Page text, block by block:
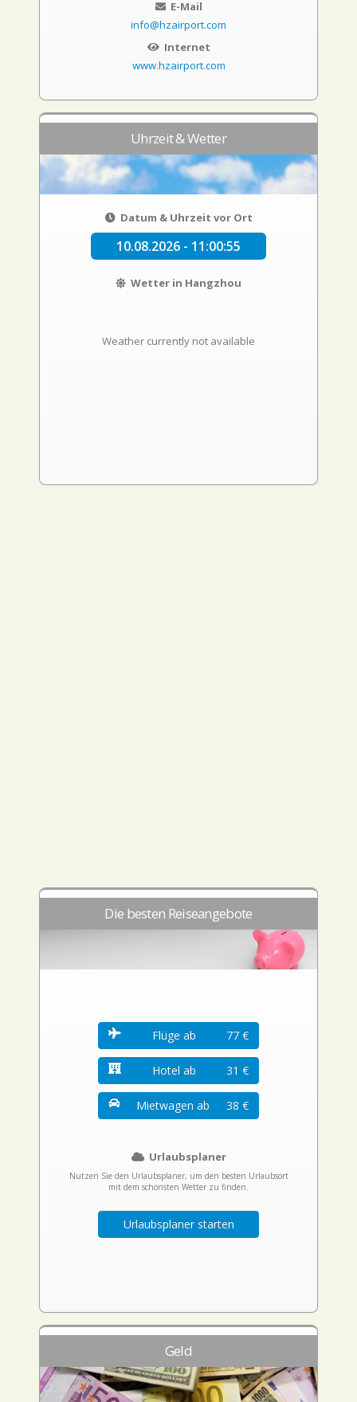
E-Mail
info@hzairport.com
Internet
www.hzairport.com
Uhrzeit & Wetter
Datum & Uhrzeit vor Ort
10.08.2026 - 11:00:56
Wetter in Hangzhou
Weather currently not available
Die besten Reiseangebote
Flüge ab 77 €
Hotel ab 31 €
Mietwagen ab 38 €
Urlaubsplaner
Nutzen Sie den Urlaubsplaner, um den besten Urlaubsort
mit dem schönsten Wetter zu finden.
Urlaubsplaner starten
Geld